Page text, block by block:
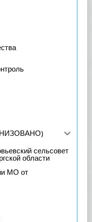
сельсовет
области
МО от